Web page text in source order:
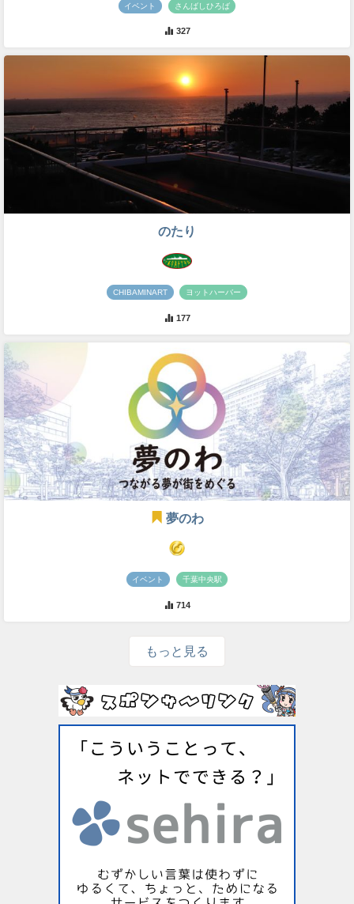
イベント さんばしひろば
327
のたり
CHIBAMINART ヨットハーバー
177
夢のわ
イベント 千葉中央駅
714
もっと見る